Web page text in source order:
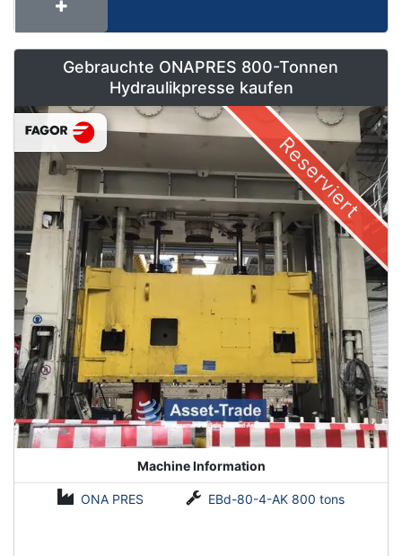
Gebrauchte ONAPRES 800-Tonnen
Hydraulikpresse kaufen
Reserviert
Machine Information
ONA PRES EBd-80-4-AK 800 tons